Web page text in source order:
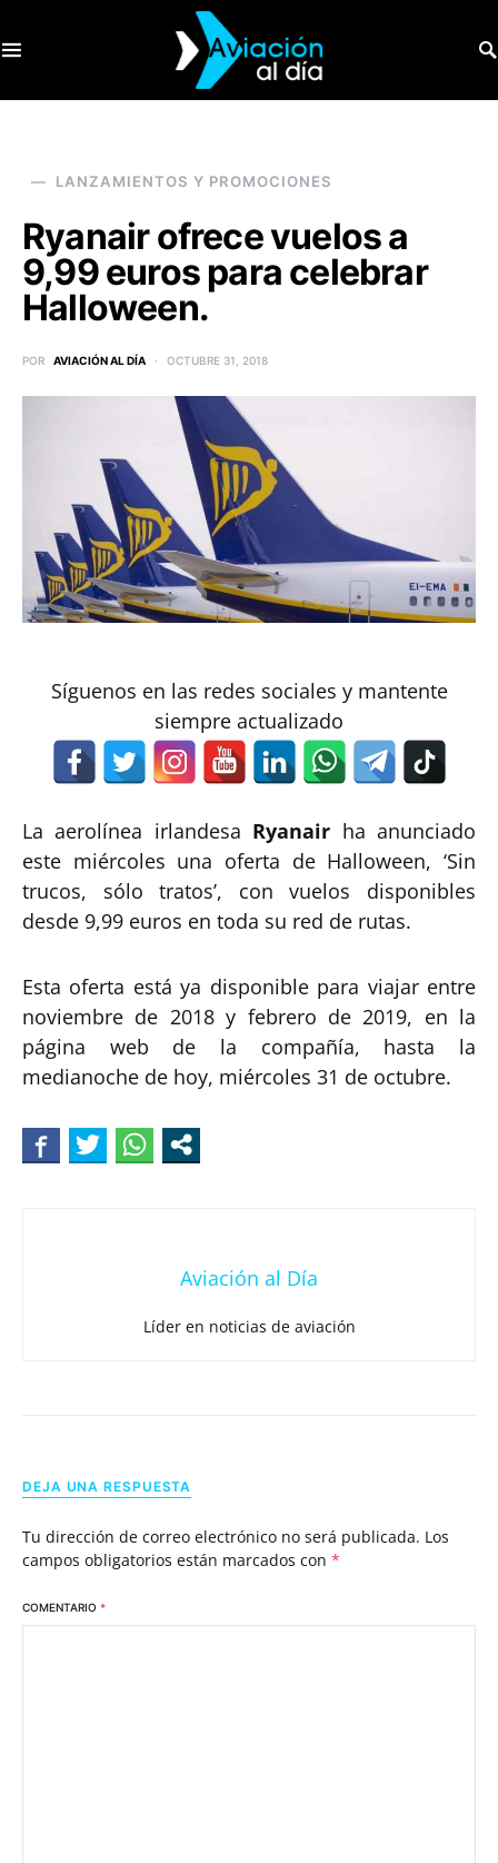
LANZAMIENTOS Y PROMOCIONES
Ryanair ofrece vuelos a
9,99 euros para celebrar
Halloween.
POR AVIACIÓN AL DÍA OCTUBRE 31, 2018
Síguenos en las redes sociales y mantente
siempre actualizado
La aerolínea irlandesa Ryanair ha anunciado
este miércoles una oferta de Halloween, ‘Sin
trucos, sólo tratos’, con vuelos disponibles
desde 9,99 euros en toda su red de rutas.
Esta oferta está ya disponible para viajar entre
noviembre de 2018 y febrero de 2019, en la
página web de la compañía, hasta la
medianoche de hoy, miércoles 31 de octubre.
Aviación al Día
Líder en noticias de aviación
DEJA UNA RESPUESTA
Tu dirección de correo electrónico no será publicada. Los
campos obligatorios están marcados con *
COMENTARIO *